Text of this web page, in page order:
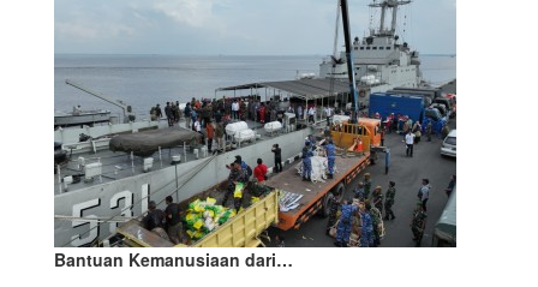
Bantuan Kemanusiaan dari…